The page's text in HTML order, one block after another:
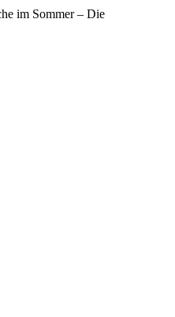
im Sommer – Die